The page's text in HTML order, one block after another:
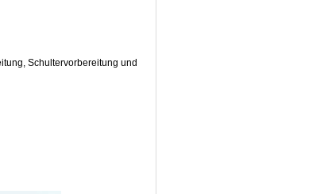
Schultervorbereitung und